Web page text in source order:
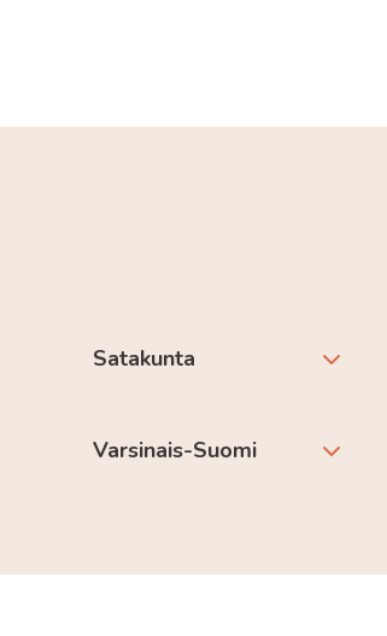
Satakunta
Varsinais-Suomi